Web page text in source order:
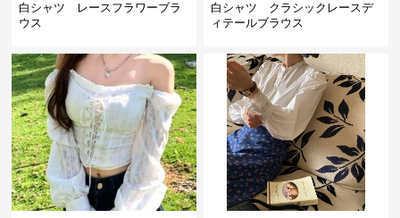
白シャツ レースフラワーブラ
ウス
白シャツ クラシックレースデ
ィテールブラウス